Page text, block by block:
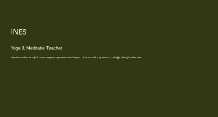
INES
Yoga & Meditatie Teacher
Voed en ondersteun je lichaam en geest op een manier die past bij jouw unieke systeem - zodat jij volledig kan floreren.